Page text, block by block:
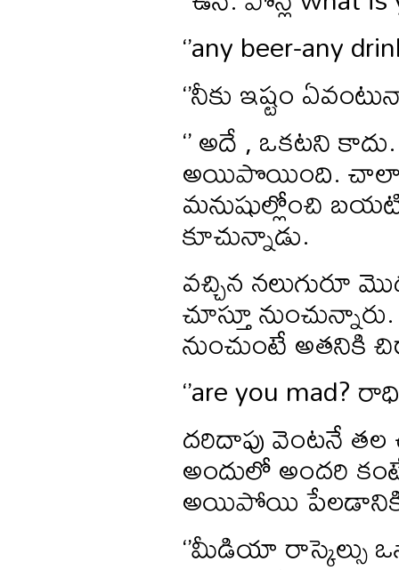
‘’any beer-any
‘’నీకు ఇష్టం
‘’ అదే , ఒకటని
అయిపొయింది. చాలా
మనుషుల్లోంచి
కూచున్నాడు.
వచ్చిన నలుగురూ
చూస్తూ
నుంచుంటే అతనికి
‘’are you mad?
దరిదాపు వెంటనే
అందులో అందరి
అయిపోయి పేలడానికి
‘’మీడియా రాస్కెల్సు